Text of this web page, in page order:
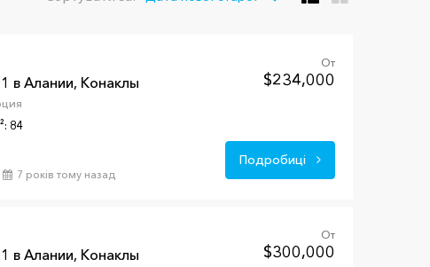
в Алании, Конаклы
84
7 років тому назад
От
$234,000
Подробиці
в Алании, Конаклы
От
$300,000